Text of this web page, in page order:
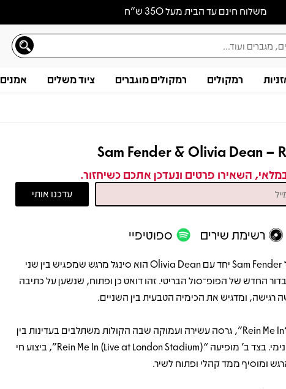
משלוח חינם עד הבית מעל 350 ש״ח
רמקולים רמקולים מוגברים ציוד משלים אמנים
Sam Fender & Olivia Dean –
השאירו פרטים ונעדכן אתכם כשיחזור.
רשימת שירים ספוטיפיי
תיאור
Rein Me In של Sam Fender יחד עם Olivia Dean הוא סינגל מרגש שמפגיש בין שני
החדש של הפופ־סול הבריטי. זהו דואט כן ופתוח, שנשען על כתיבה
רגישה, ומדגיש את הכימיה הטבעית בין השניים.
בצד א’ נמצא “Rein Me In”, גרסה עשירה ועמוקה שבה הקולות משתלבים בעדינות בין
פגיעות לכוח פנימי. בצד ב’ מופיעה “Rein Me In (Live at London Stadium)”, ביצוע חי
ומוסיף ממד קהלי ופתוח לשיר.